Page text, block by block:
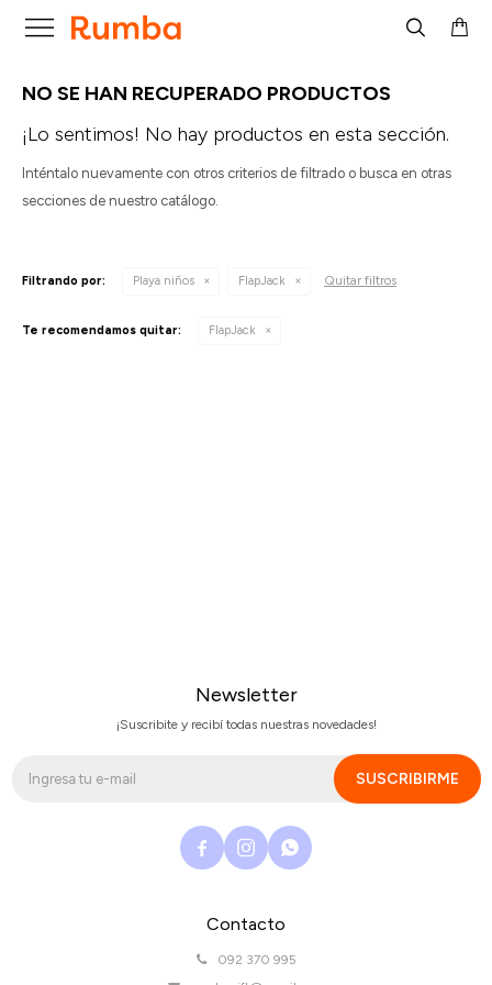

NO SE HAN RECUPERADO PRODUCTOS
¡Lo sentimos! No hay productos en esta sección.
Inténtalo nuevamente con otros criterios de filtrado o busca en otras
secciones de nuestro catálogo.
Filtrando por: Playa niños FlapJack Quitar filtros
Te recomendamos quitar: FlapJack
Contacto
092 370 995
Newsletter
¡Suscribite y recibí todas nuestras novedades!
SUSCRIBIRME
  